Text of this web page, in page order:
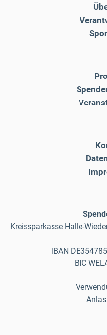
Kreissparkasse Halle-
IBAN
BIC